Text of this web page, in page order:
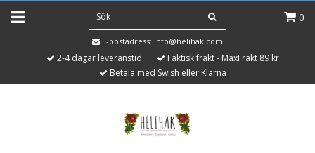
0
E-postadress: info@helihak.com
2-4 dagar leveranstid
Faktisk frakt - MaxFrakt 89 kr
Betala med Swish eller Klarna